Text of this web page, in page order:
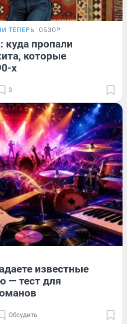
ТЕПЕРЬ ОБЗОР
куда пропали
которые
х
3
известные
— тест для
Обсудить